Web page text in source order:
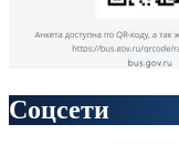
Соцсети